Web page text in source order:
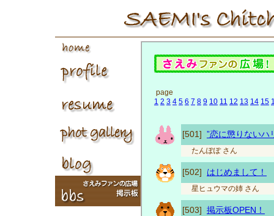
page
1 2 3 4 5 6 7 8 9 10 11 12 13 14 15
[501] ”恋に懲りないハ
たんぽぽ さん
[502] はじめまして！
星ヒュウマの姉 さん
[503] 掲示板OPEN！